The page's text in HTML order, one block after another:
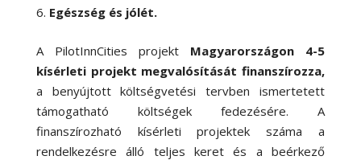
Egészség és jólét.
A PilotInnCities projekt Magyarországon 4-5
kísérleti projekt megvalósítását finanszírozza,
a benyújtott költségvetési tervben ismertetett
támogatható költségek fedezésére. A
finanszírozható kísérleti projektek száma a
rendelkezésre álló teljes keret és a beérkező